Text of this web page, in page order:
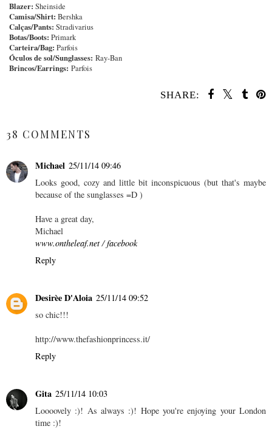
Blazer: Sheinside
Camisa/Shirt: Bershka
Calças/Pants: Stradivarius
Botas/Boots: Primark
Carteira/Bag: Parfois
Óculos de sol/Sunglasses: Ray-Ban
Brincos/Earrings: Parfois
SHARE:
38 COMMENTS
Michael 25/11/14 09:46
Looks good, cozy and little bit inconspicuous (but that's maybe
because of the sunglasses =D )
Have a great day,
Michael
www.ontheleaf.net/facebook
Reply
Desirèe D'Aloia 25/11/14 09:52
so chic!!!
http://www.thefashionprincess.it/
Reply
Gita 25/11/14 10:03
Loooovely :)! As always :)! Hope you're enjoying your London
time :)!